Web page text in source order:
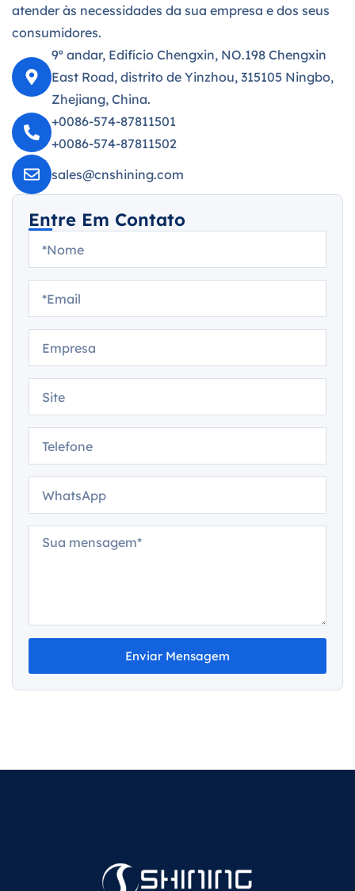
atender às necessidades da sua empresa e dos seus
consumidores.
9º andar, Edifício Chengxin, NO.198 Chengxin
East Road, distrito de Yinzhou, 315105 Ningbo,
Zhejiang, China.
+0086-574-87811501
+0086-574-87811502
sales@cnshining.com
Entre Em Contato
Enviar Mensagem